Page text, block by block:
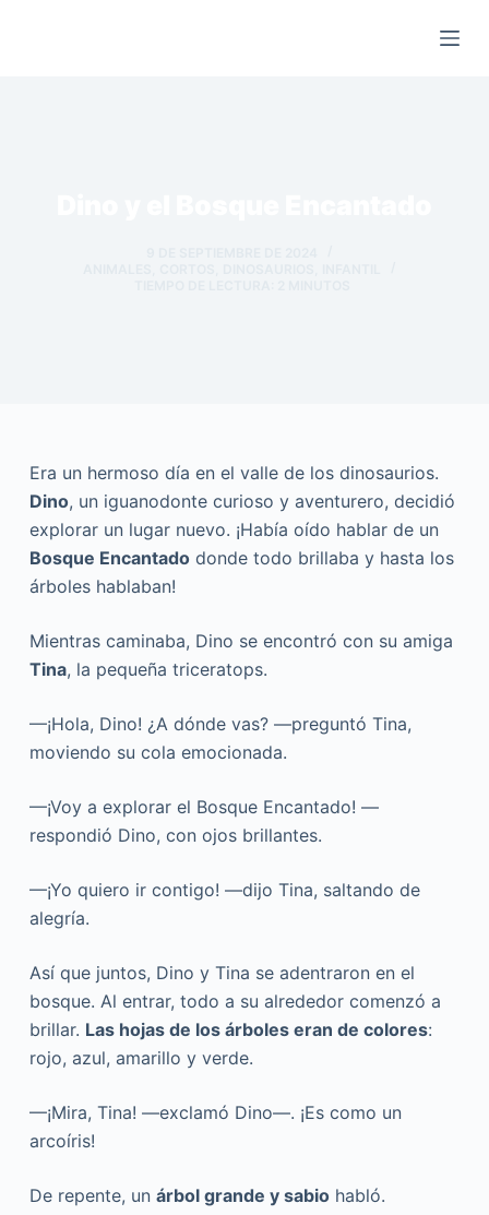
Era un hermoso día en el valle de los dinosaurios.
Dino, un iguanodonte curioso y aventurero, decidió
explorar un lugar nuevo. ¡Había oído hablar de un
Bosque Encantadodonde todo brillaba y hasta los
árboles hablaban!
Mientras caminaba, Dino se encontró con su amiga
Tina, la pequeña triceratops.
—¡Hola, Dino! ¿A dónde vas? —preguntó Tina,
moviendo su cola emocionada.
—¡Voy a explorar el Bosque Encantado! —
respondió Dino, con ojos brillantes.
—¡Yo quiero ir contigo! —dijo Tina, saltando de
alegría.
Así que juntos, Dino y Tina se adentraron en el
bosque. Al entrar, todo a su alrededor comenzó a
brillar. Las hojas de los árboles eran de colores:
rojo, azul, amarillo y verde.
—¡Mira, Tina! —exclamó Dino—. ¡Es como un
arcoíris!
De repente, un árbol grande y sabiohabló.